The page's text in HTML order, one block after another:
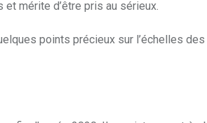
mérite d’être pris au sérieux.
points précieux sur l’échelles des